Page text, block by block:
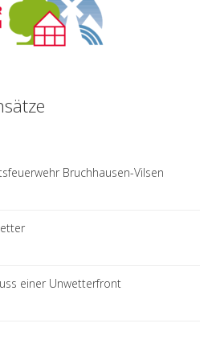
Bruchhausen-Vilsen
einer Unwetterfront